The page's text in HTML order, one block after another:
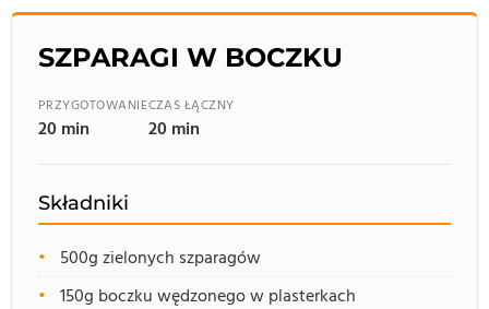
SZPARAGI W BOCZKU
PRZYGOTOWANIE
20 min
CZAS ŁĄCZNY
20 min
Składniki
500g zielonych szparagów
150g boczku wędzonego w plasterkach